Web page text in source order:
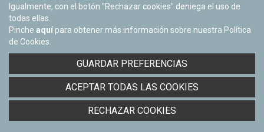
Facebook
Twitter
Youtube
Flickr
Política de privacidad y Aviso legal
Igualmente, con el botón "Rechazar cookies" deniega el uso de
todas ellas.
Pinche aquí para obtener más información sobre nuestra Política
de Cookies.
GUARDAR PREFERENCIAS
ACEPTAR TODAS LAS COOKIES
RECHAZAR COOKIES